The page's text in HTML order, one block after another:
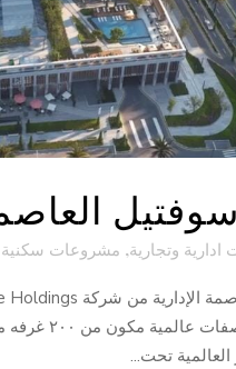
وتجارية, مشروعات سكنية
تحت...